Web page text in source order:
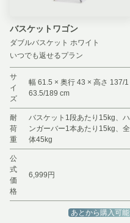
バスケットワゴン
ダブルバスケット ホワイト
いつでも返せるプラン
サ
イ
ズ
幅 61.5 × 奥行 43 × 高さ 137/1
63.5/189 cm
耐
荷
重
バスケット1段あたり15kg、ハ
ンガーバー1本あたり15kg、全
体45kg
公
式
価
格
6,999円
あとから購入可能